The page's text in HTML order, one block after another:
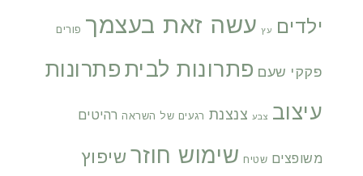
ילדים עץ עשה זאת בעצמך פורים
פקקי שעם פתרונות לבית פתרונות
עיצוב צבע צנצנת רגעים של השראה רהיטים
משופצים שטיח שימוש חוזר שיפוץ